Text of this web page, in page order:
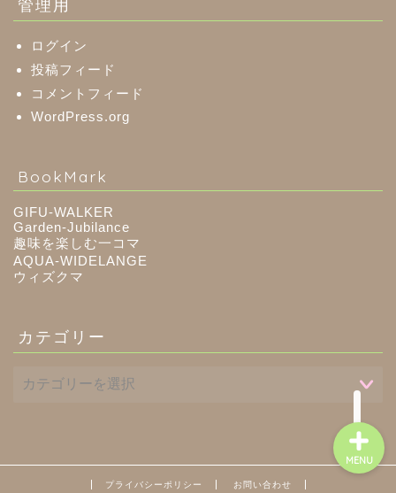
管理用
ログイン
投稿フィード
コメントフィード
WordPress.org
BookMark
GIFU-WALKER
Garden-Jubilance
趣味を楽しむ一コマ
AQUA-WIDELANGE
ウィズクマ
カテゴリー
プライバシーポリシー お問い合わせ
MENU
川辺町